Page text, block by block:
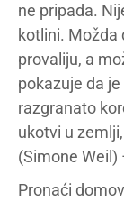
ne pripada.
kotlini. Možda
provaliju, a
pokazuje da
razgranato
ukotvi u
(Simone Weil)
Pronaći